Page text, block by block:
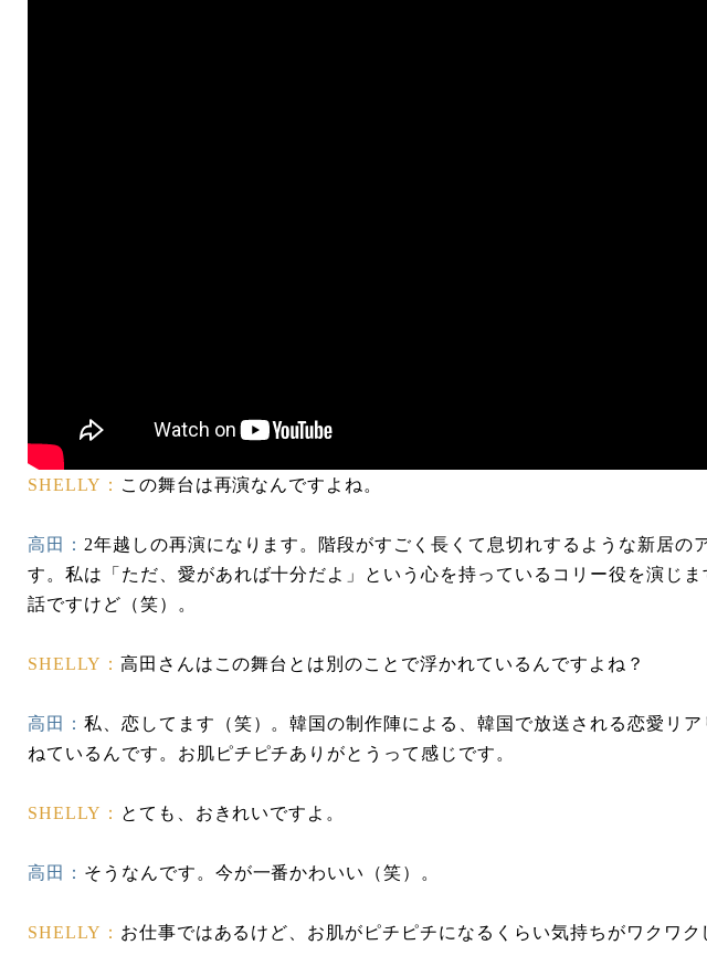
SHELLY： この舞台は再演なんですよね。
高田： 2年越しの再演になります。階段がすごく長くて息切れするような新居
す。私は「ただ、愛があれば十分だよ」という心を持っているコリー役を演じ
話ですけど（笑）。
SHELLY： 高田さんはこの舞台とは別のことで浮かれているんですよね？
高田： 私、恋してます（笑）。韓国の制作陣による、韓国で放送される恋愛リ
ねているんです。お肌ピチピチありがとうって感じです。
SHELLY： とても、おきれいですよ。
高田： そうなんです。今が一番かわいい（笑）。
SHELLY： お仕事ではあるけど、お肌がピチピチになるくらい気持ちがワクワク